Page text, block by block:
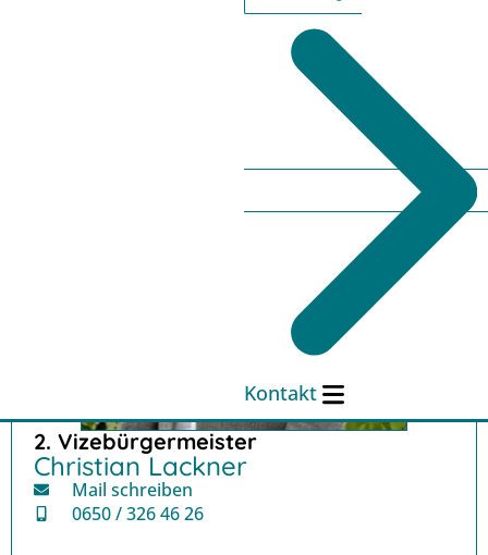
Kontakt
2. Vizebürgermeister
Christian Lackner
Mail schreiben
0650 / 326 46 26